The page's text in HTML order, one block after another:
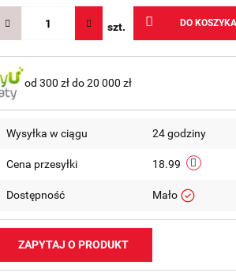
szt. DO KOSZYKA
od 300 zł do 20 000 zł
Wysyłka w ciągu 24 godziny
Cena przesyłki 18.99
Dostępność Mało
ZAPYTAJ O PRODUKT